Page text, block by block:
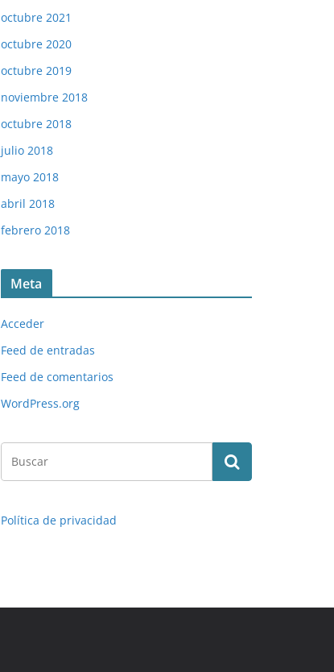
octubre 2021
octubre 2020
octubre 2019
noviembre 2018
octubre 2018
julio 2018
mayo 2018
abril 2018
febrero 2018
Meta
Acceder
Feed de entradas
Feed de comentarios
WordPress.org
Política de privacidad